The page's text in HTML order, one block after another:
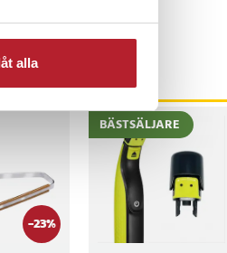
alla
-23%
BÄSTSÄLJARE